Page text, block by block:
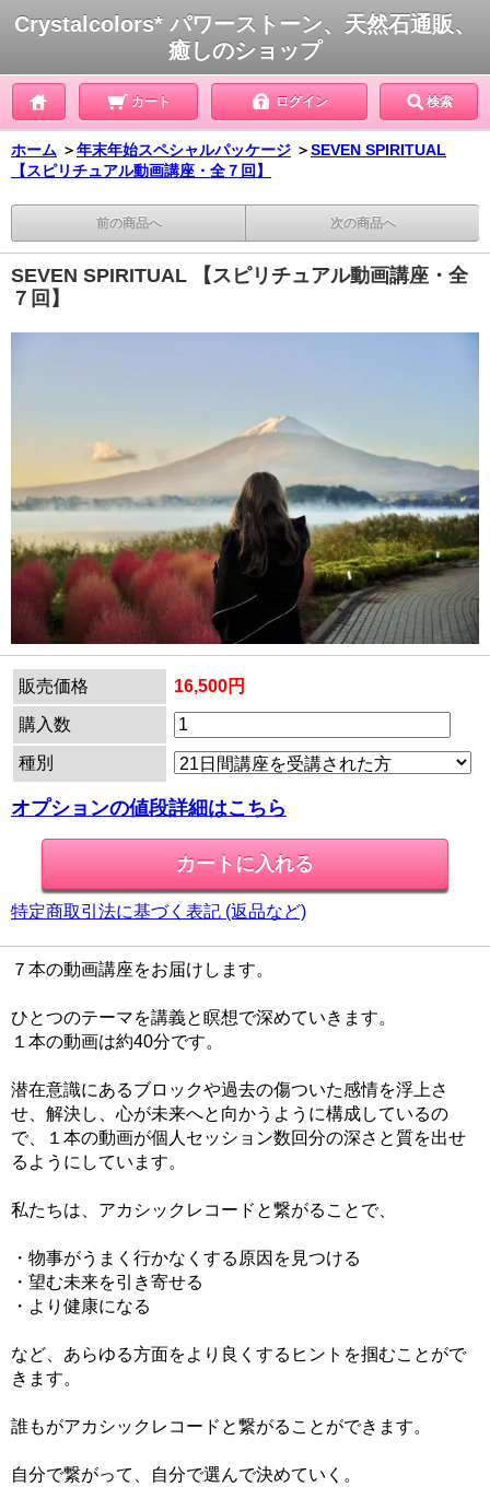
Crystalcolors* パワーストーン、天然石通販、
癒しのショップ
カート ログイン 検索
ホーム ＞年末年始スペシャルパッケージ ＞SEVEN SPIRITUAL
【スピリチュアル動画講座・全７回】
前の商品へ 次の商品へ
SEVEN SPIRITUAL 【スピリチュアル動画講座・全
７回】
販売価格 16,500円
購入数
種別
オプションの値段詳細はこちら
特定商取引法に基づく表記 (返品など)
７本の動画講座をお届けします。
ひとつのテーマを講義と瞑想で深めていきます。
１本の動画は約40分です。
潜在意識にあるブロックや過去の傷ついた感情を浮上さ
せ、解決し、心が未来へと向かうように構成しているの
で、１本の動画が個人セッション数回分の深さと質を出せ
るようにしています。
私たちは、アカシックレコードと繋がることで、
・物事がうまく行かなくする原因を見つける
・望む未来を引き寄せる
・より健康になる
など、あらゆる方面をより良くするヒントを掴むことがで
きます。
誰もがアカシックレコードと繋がることができます。
自分で繋がって、自分で選んで決めていく。